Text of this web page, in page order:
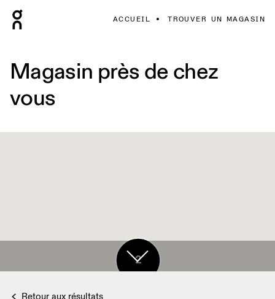
ACCUEIL TROUVER UN MAGASIN
Magasin près de chez
vous
2